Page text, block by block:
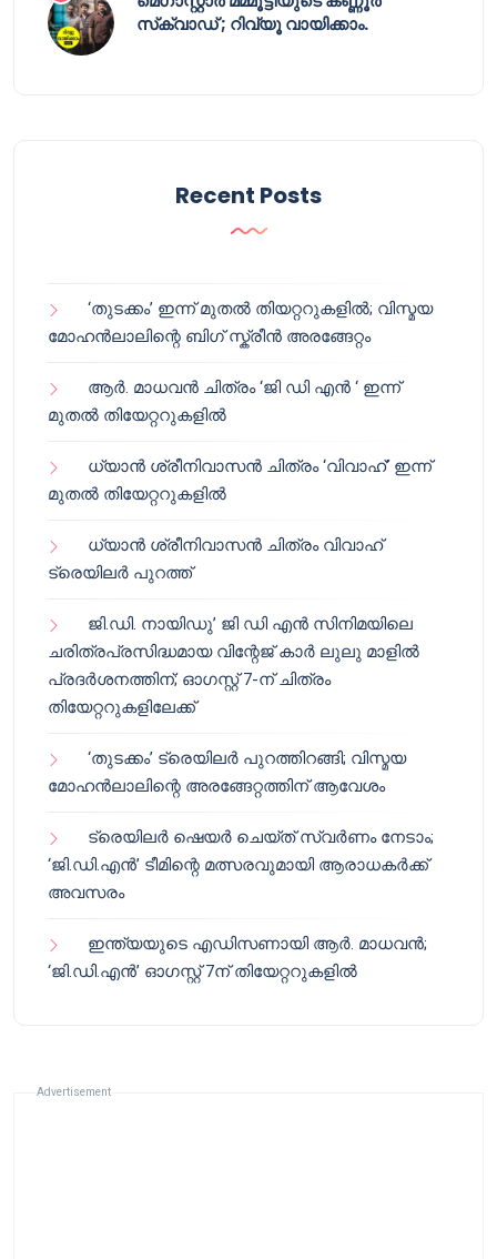
സ്‌ക്വാഡ് ; റിവ്യൂ വായിക്കാം.
Recent Posts
‘തുടക്കം’ ഇന്ന് മുതൽ തിയറ്ററുകളിൽ; വിസ്മയ
മോഹൻലാലിന്റെ ബിഗ് സ്ക്രീൻ അരങ്ങേറ്റം
ആർ. മാധവൻ ചിത്രം ‘ജി ഡി എൻ ‘ ഇന്ന്
മുതൽ തിയേറ്ററുകളിൽ
ധ്യാൻ ശ്രീനിവാസൻ ചിത്രം ‘വിവാഹ്’ ഇന്ന്
മുതൽ തിയേറ്ററുകളിൽ
ധ്യാൻ ശ്രീനിവാസൻ ചിത്രം വിവാഹ്
ട്രെയിലർ പുറത്ത്
ജി.ഡി. നായിഡു’ ജി ഡി എൻ സിനിമയിലെ
ചരിത്രപ്രസിദ്ധമായ വിന്റേജ് കാർ ലുലു മാളിൽ
പ്രദർശനത്തിന്; ഓഗസ്റ്റ് 7-ന് ചിത്രം
തിയേറ്ററുകളിലേക്ക്
‘തുടക്കം’ ട്രെയിലർ പുറത്തിറങ്ങി; വിസ്മയ
മോഹൻലാലിന്റെ അരങ്ങേറ്റത്തിന് ആവേശം
ട്രെയിലർ ഷെയർ ചെയ്‌ത് സ്വർണം നേടാം;
‘ജി.ഡി.എൻ’ ടീമിന്റെ മത്സരവുമായി ആരാധകർക്ക്
അവസരം
ഇന്ത്യയുടെ എഡിസണായി ആർ. മാധവൻ;
‘ജി.ഡി.എൻ’ ഓഗസ്റ്റ് 7ന് തിയേറ്ററുകളിൽ
Advertisement